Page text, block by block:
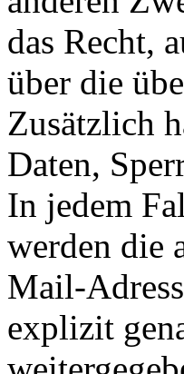
das Recht,
über die
Zusätzlich
Daten,
In jedem
werden die
Mail-
explizit